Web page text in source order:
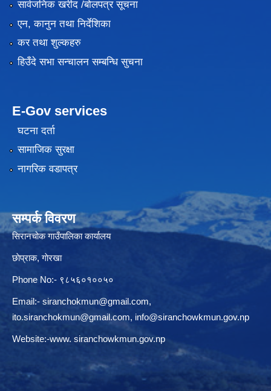
सार्वजनिक खरीद /बोलपत्र सूचना
एन, कानुन तथा निर्देशिका
कर तथा शुल्कहरु
हिउँदे सभा सन्चालन सम्बन्धि सुचना
E-Gov services
घटना दर्ता
सामाजिक सुरक्षा
नागरिक वडापत्र
सम्पर्क विवरण
सिरानचोक गाउँपालिका कार्यालय
छाेप्राक, गाेरखा
Phone No:- ९८५६०१००५०
Email:- siranchokmun@gmail.com,
ito.siranchokmun@gmail.com, info@siranchowkmun.gov.np
Website:-www. siranchowkmun.gov.np